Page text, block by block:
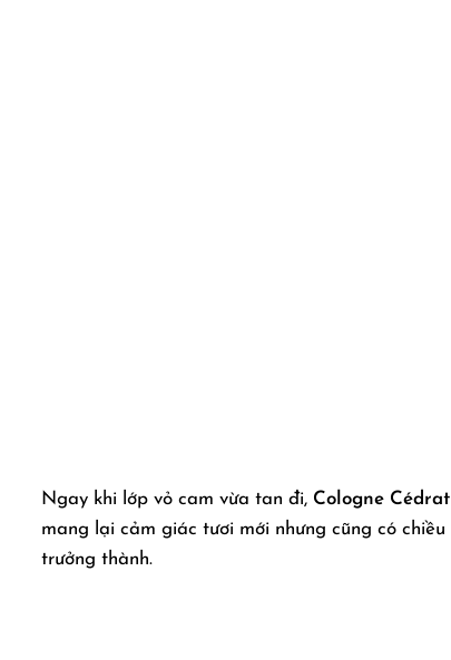
Ngay khi lớp vỏ cam vừa tan đi, Cologne Cédrat
mang lại cảm giác tươi mới nhưng cũng có
trưởng thành.